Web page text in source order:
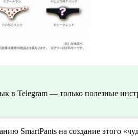
в Telegram — только полезные
SmartPants на создание этого